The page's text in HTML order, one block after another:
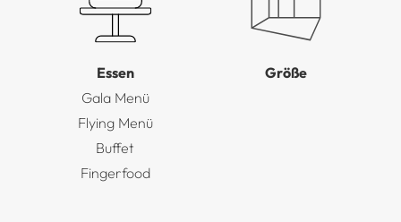
Essen
Gala Menü
Flying Menü
Buffet
Fingerfood
Größe